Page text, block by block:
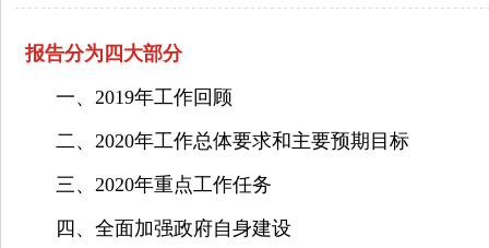
报告分为四大部分
一、2019年工作回顾
二、2020年工作总体要求和主要预期目标
三、2020年重点工作任务
四、全面加强政府自身建设